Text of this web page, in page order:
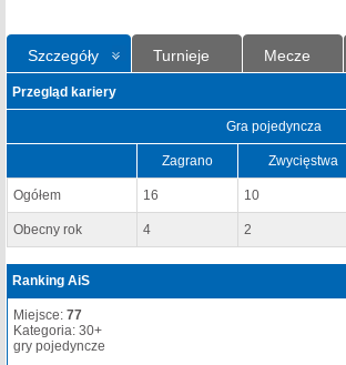
Szczegóły Turnieje Mecze
Przegląd kariery
Gra pojedyncza
Zagrano Zwycięstwa
Ogółem 16 10
Obecny rok 4 2
Ranking AiS
Miejsce: 77
Kategoria: 30+
gry pojedyncze